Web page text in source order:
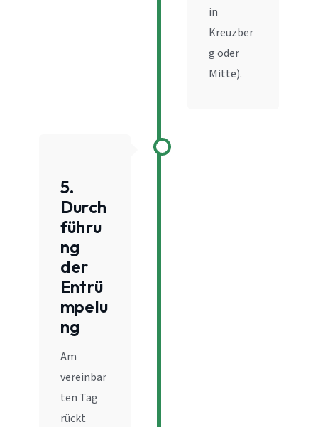
in
Kreuzber
g oder
Mitte).
5.
Durch
führu
ng
der
Entrü
mpelu
ng
Am
vereinbar
ten Tag
rückt